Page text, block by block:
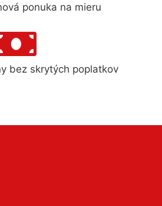
ponuka na mieru
bez skrytých poplatkov